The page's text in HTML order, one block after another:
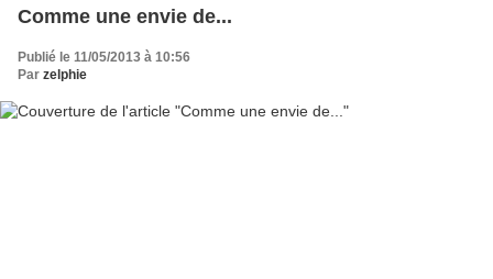
Comme une envie de...
Publié le 11/05/2013 à 10:56
Par zelphie